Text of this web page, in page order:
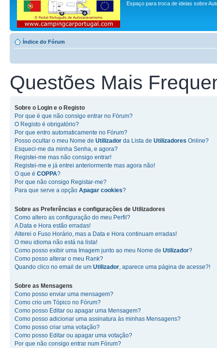
Espaço para troca de ideias sobre
Índice do Fórum
Questões Mais
Sobre o Login e o Registo
Por que é que não consigo entrar no Fórum?
O Registo é obrigatório?
Por que entro automaticamente no Fórum?
Posso ocultar o meu Nome de Utilizador da Lista de Utilizadores Online?
Esqueci-me da minha Senha, e agora?
Registei-me mas não consigo entrar!
Registei-me e já entrei anteriormente mas agora não!
O que é COPPA?
Por que não consigo Registar-me?
Para que serve a opção Apagar cookies?
Sobre as Preferências e configurações de Utilizadores
Como altero as configuração do meu Perfil?
A Data e Hora estão erradas!
Alterei o Fuso Horário, mas a Data e Hora continuam erradas!
O meu idioma não está na lista!
Como posso exibir uma Imagem junto ao meu Nome de Utilizador?
Como posso alterar o meu Rank?
Quando clico no email de um Utilizador, aparece uma página de acesse?!
Sobre as Mensagens
Como posso enviar uma mensagem?
Como crio um Tópico no Fórum?
Como posso Editar ou apagar uma Mensagem?
Como posso adicionar uma assinatura às minhas Mensagens?
Como posso criar uma votação?
Como posso Editar ou apagar uma votação?
Por que não consigo entrar num Fórum?